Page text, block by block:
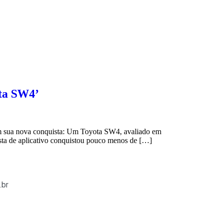
SW4’
nova conquista: Um Toyota SW4, avaliado em
de aplicativo conquistou pouco menos de […]